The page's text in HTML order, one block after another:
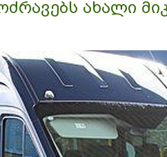
ახალი